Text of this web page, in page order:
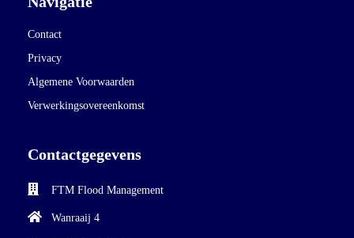
Contact
Privacy
Algemene Voorwaarden
Verwerkingsovereenkomst
Contactgegevens
FTM Flood Management
Wanraaij 4